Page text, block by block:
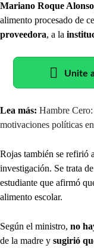
Mariano Roque Alonso
alimento procesado de
proveedora, a la
Unite
Lea más: Hambre
motivaciones políticas
Rojas también se refirió
investigación. Se trata de
estudiante que afirmó
alimento escolar.
Según el ministro, no
de la madre y sugirió